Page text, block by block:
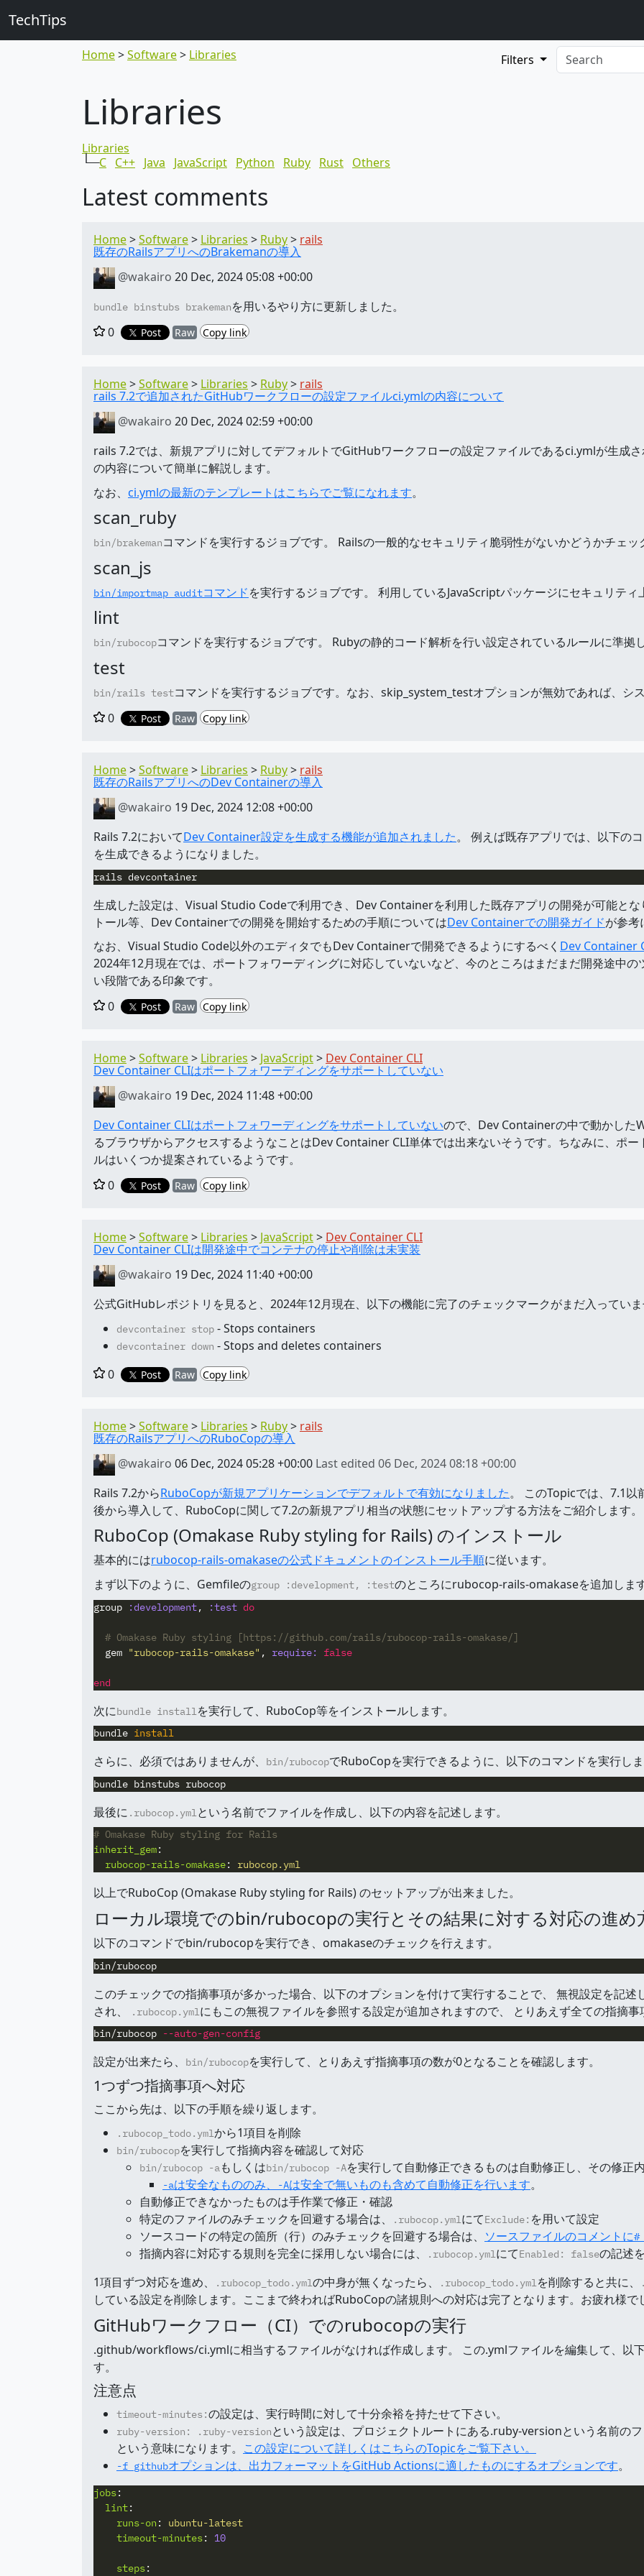
TechTips
Home Software Libraries Filters
Libraries
Libraries
└─C C++ Java JavaScript Python Ruby Rust Others
Latest comments
Home Software Libraries Ruby rails
既存のRailsアプリへのBrakemanの導入
@wakairo 20 Dec, 2024 05:08 +00:00
bundle binstubs brakemanを用いるやり方に更新しました。
0
Post Raw Copy link
Home Software Libraries Ruby rails
rails 7.2で追加されたGitHubワークフローの設定ファイルci.ymlの内容について
@wakairo 20 Dec, 2024 02:59 +00:00
rails 7.2では、新規アプリに対してデフォルトでGitHubワークフローの設定ファイルであるci.ymlが生成
の内容について簡単に解説します。
なお、 ci.ymlの最新のテンプレートはこちらでご覧になれます。
scan_ruby
bin/brakemanコマンドを実行するジョブです。 Railsの一般的なセキュリティ脆弱性がないかどうかチェッ
scan_js
bin/importmap auditコマンドを実行するジョブです。 利用しているJavaScriptパッケージにセキュリティ
lint
bin/rubocopコマンドを実行するジョブです。 Rubyの静的コード解析を行い設定されているルールに準拠
test
bin/rails testコマンドを実行するジョブです。なお、skip_system_testオプションが無効であれば、シ
0
Post Raw Copy link
Home Software Libraries Ruby rails
既存のRailsアプリへのDev Containerの導入
@wakairo 19 Dec, 2024 12:08 +00:00
Rails 7.2においてDev Container設定を生成する機能が追加されました。 例えば既存アプリでは、以下の
を生成できるようになりました。
生成した設定は、Visual Studio Codeで利用でき、Dev Containerを利用した既存アプリの開発が可能と
トール等、Dev Containerでの開発を開始するための手順についてはDev Containerでの開発ガイドが参考
なお、Visual Studio Code以外のエディタでもDev Containerで開発できるようにするべく Dev Container
2024年12月現在では、ポートフォワーディングに対応していないなど、今のところはまだまだ開発途中
い段階である印象です。
0
Post Raw Copy link
Home Software Libraries JavaScript Dev Container CLI
Dev Container CLIはポートフォワーディングをサポートしていない
@wakairo 19 Dec, 2024 11:48 +00:00
Dev Container CLIはポートフォワーディングをサポートしていないので、Dev Containerの中で動かした
るブラウザからアクセスするようなことはDev Container CLI単体では出来ないそうです。ちなみに、ポ
ルはいくつか提案されているようです。
0
Post Raw Copy link
Home Software Libraries JavaScript Dev Container CLI
Dev Container CLIは開発途中でコンテナの停止や削除は未実装
@wakairo 19 Dec, 2024 11:40 +00:00
公式GitHubレポジトリを見ると、2024年12月現在、以下の機能に完了のチェックマークがまだ入っていま
devcontainer stop - Stops containers
devcontainer down - Stops and deletes containers
0
Post Raw Copy link
Home Software Libraries Ruby rails
既存のRailsアプリへのRuboCopの導入
@wakairo 06 Dec, 2024 05:28 +00:00 Last edited 06 Dec, 2024 08:18 +00:00
Rails 7.2からRuboCopが新規アプリケーションでデフォルトで有効になりました。 このTopicでは、7.1以
後から導入して、RuboCopに関して7.2の新規アプリ相当の状態にセットアップする方法をご紹介します。
RuboCop (Omakase Ruby styling for Rails) のインストール
基本的にはrubocop-rails-omakaseの公式ドキュメントのインストール手順に従います。
まず以下のように、Gemfileのgroup :development, :testのところにrubocop-rails-omakaseを追加します
group :development, :test do
# Omakase Ruby styling [https://github.com/rails/rubocop-rails-omakase/]
gem "rubocop-rails-omakase" , require: false
end
次にbundle install を実行して、RuboCop等をインストールします。
bundle install
さらに、必須ではありませんが、 bin/rubocopでRuboCopを実行できるように、以下のコマンドを実行しま
最後に .rubocop.ymlという名前でファイルを作成し、以下の内容を記述します。
# Omakase Ruby styling for Rails
inherit_gem:
rubocop-rails-omakase: rubocop.yml
以上でRuboCop (Omakase Ruby styling for Rails) のセットアップが出来ました。
ローカル環境でのbin/rubocopの実行とその結果に対する対応の進め
以下のコマンドでbin/rubocopを実行でき、omakaseのチェックを行えます。
このチェックでの指摘事項が多かった場合、以下のオプションを付けて実行することで、 無視設定を記述
され、
.rubocop.yml にもこの無視ファイルを参照する設定が追加されますので、 とりあえず全ての指摘事
bin/rubocop --auto-gen-config
設定が出来たら、 bin/rubocopを実行して、とりあえず指摘事項の数が0となることを確認します。
1つずつ指摘事項へ対応
ここから先は、以下の手順を繰り返します。
.rubocop_todo.ymlから1項目を削除
bin/rubocopを実行して指摘内容を確認して対応
bin/rubocop -aもしくはbin/rubocop -Aを実行して自動修正できるものは自動修正し、その修正
-aは安全なもののみ、 -Aは安全で無いものも含めて自動修正を行います。
自動修正できなかったものは手作業で修正・確認
特定のファイルのみチェックを回避する場合は、
.rubocop.ymlにてExclude: を用いて設定
ソースコードの特定の箇所（行）のみチェックを回避する場合は、 ソースファイルのコメントに#
指摘内容に対応する規則を完全に採用しない場合には、
.rubocop.ymlにてEnabled: falseの記述
1項目ずつ対応を進め、
.rubocop_todo.ymlの中身が無くなったら、 .rubocop_todo.ymlを削除すると共に、
している設定を削除します。ここまで終わればRuboCopの諸規則への対応は完了となります。お疲れ様で
GitHubワークフロー（CI）でのrubocopの実行
.github/workflows/ci.ymlに相当するファイルがなければ作成します。 この.ymlファイルを編集して、以
す。
注意点
timeout-minutes:の設定は、実行時間に対して十分余裕を持たせて下さい。
ruby-version: .ruby-versionという設定は、プロジェクトルートにある.ruby-versionという名前の
という意味になります。 この設定について詳しくはこちらのTopicをご覧下さい。
-f githubオプションは、出力フォーマットをGitHub Actionsに適したものにするオプションです。
jobs:
lint:
runs-on :
ubuntu-latest
timeout-minutes: 10
steps: